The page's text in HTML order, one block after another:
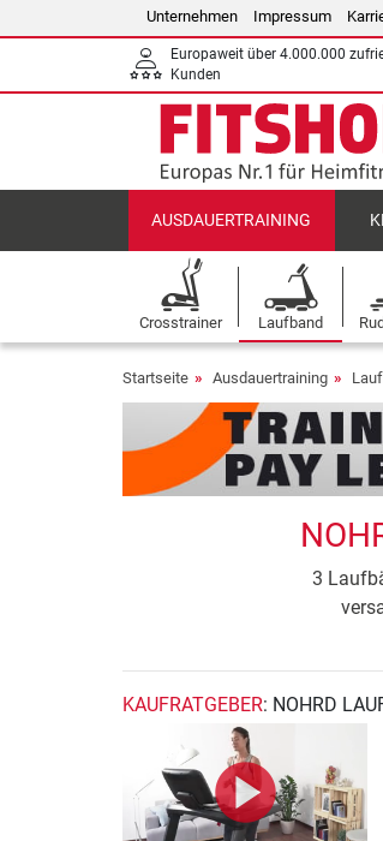
Unternehmen Impressum
Europaweit über 4.000.000
Kunden
AUSDAUERTRAINING
Crosstrainer Laufband
Startseite Ausdauertraining
3
KAUFRATGEBER: NOHRD